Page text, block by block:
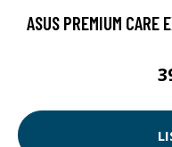
ASUS PREMIUM CARE